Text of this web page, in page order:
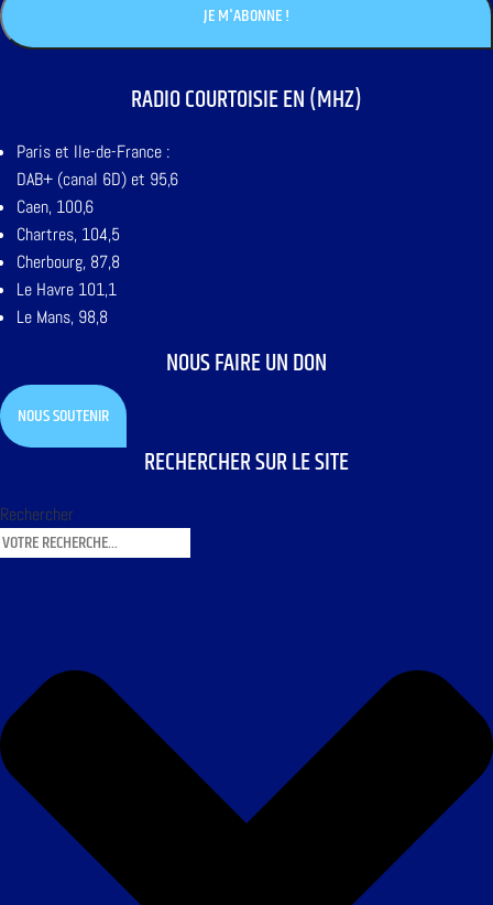
RADIO COURTOISIE EN (MHZ)
Paris et Ile-de-France :
DAB+ (canal 6D) et 95,6
Caen, 100,6
Chartres, 104,5
Cherbourg, 87,8
Le Havre 101,1
Le Mans, 98,8
NOUS FAIRE UN DON
NOUS SOUTENIR
RECHERCHER SUR LE SITE
Rechercher